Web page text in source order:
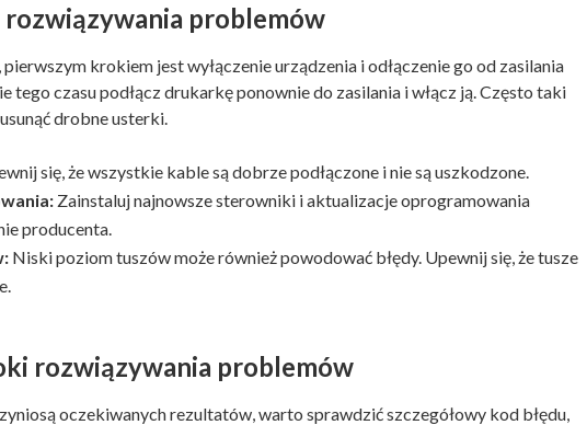
problemów
krokiem jest wyłączenie urządzenia i odłączenie go od zasilania
tego czasu podłącz drukarkę ponownie do zasilania i włącz ją. Często taki
drobne usterki.
się, że wszystkie kable są dobrze podłączone i nie są uszkodzone.
Zainstaluj najnowsze sterowniki i aktualizacje oprogramowania
producenta.
Niski poziom tuszów może również powodować błędy. Upewnij się, że tusze
rozwiązywania problemów
oczekiwanych rezultatów, warto sprawdzić szczegółowy kod błędu,